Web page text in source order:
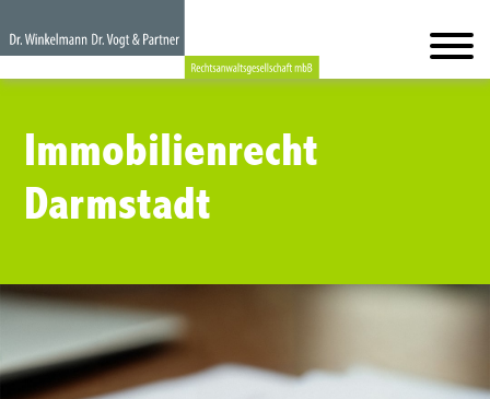
Immobilienrecht
Darmstadt